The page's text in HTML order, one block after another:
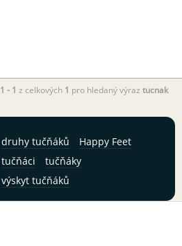
1 - 1 z celkových 1 pro hledaný výraz tucnak
druhy tučňáků
Happy Feet
tučňáci
tučňáky
výskyt tučňáků